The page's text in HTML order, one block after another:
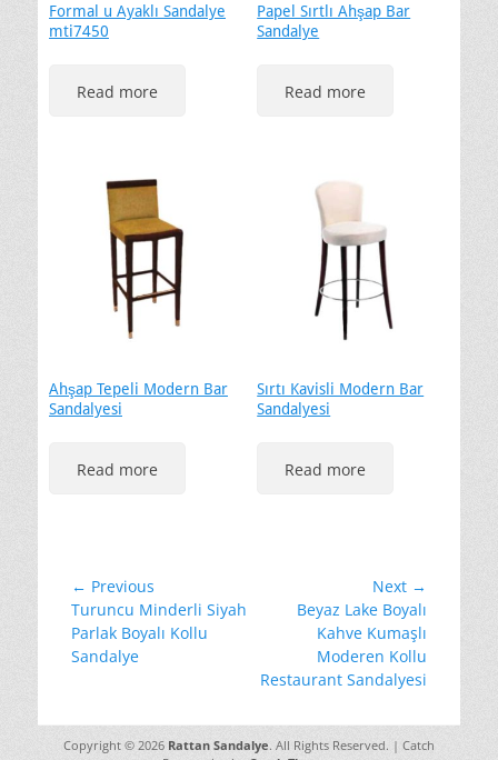
Formal u Ayaklı Sandalye
mti7450
Read more
Papel Sırtlı Ahşap Bar
Sandalye
Read more
Ahşap Tepeli Modern Bar
Sandalyesi
Read more
Sırtı Kavisli Modern Bar
Sandalyesi
Read more
Yazı
gezinmesi
← Previous
Previous
post:
Turuncu Minderli Siyah
Parlak Boyalı Kollu
Sandalye
Next →
Beyaz Lake Boyalı
Kahve Kumaşlı
Moderen Kollu
Restaurant Sandalyesi
Copyright © 2026 Rattan Sandalye. All Rights Reserved. | Catch